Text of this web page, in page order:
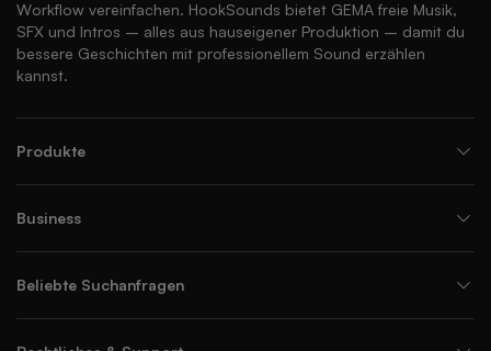
Workflow vereinfachen. HookSounds bietet GEMA freie Musik,
SFX und Intros – alles aus hauseigener Produktion – damit du
bessere Geschichten mit professionellem Sound erzählen
kannst.
Produkte
Business
Beliebte Suchanfragen